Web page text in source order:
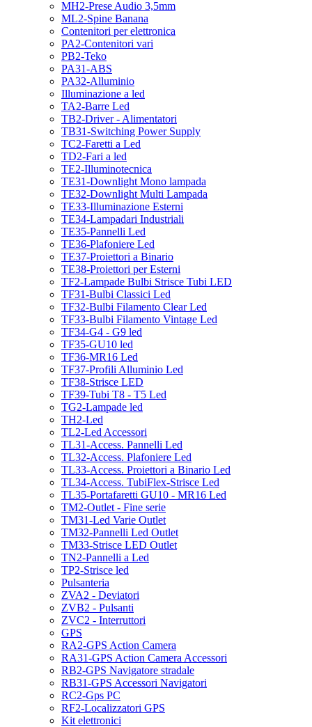
MH2-Prese Audio 3,5mm
ML2-Spine Banana
Contenitori per elettronica
PA2-Contenitori vari
PB2-Teko
PA31-ABS
PA32-Alluminio
Illuminazione a led
TA2-Barre Led
TB2-Driver - Alimentatori
TB31-Switching Power Supply
TC2-Faretti a Led
TD2-Fari a led
TE2-Illuminotecnica
TE31-Downlight Mono lampada
TE32-Downlight Multi Lampada
TE33-Illuminazione Esterni
TE34-Lampadari Industriali
TE35-Pannelli Led
TE36-Plafoniere Led
TE37-Proiettori a Binario
TE38-Proiettori per Esterni
TF2-Lampade Bulbi Strisce Tubi LED
TF31-Bulbi Classici Led
TF32-Bulbi Filamento Clear Led
TF33-Bulbi Filamento Vintage Led
TF34-G4 - G9 led
TF35-GU10 led
TF36-MR16 Led
TF37-Profili Alluminio Led
TF38-Strisce LED
TF39-Tubi T8 - T5 Led
TG2-Lampade led
TH2-Led
TL2-Led Accessori
TL31-Access. Pannelli Led
TL32-Access. Plafoniere Led
TL33-Access. Proiettori a Binario Led
TL34-Access. TubiFlex-Strisce Led
TL35-Portafaretti GU10 - MR16 Led
TM2-Outlet - Fine serie
TM31-Led Varie Outlet
TM32-Pannelli Led Outlet
TM33-Strisce LED Outlet
TN2-Pannelli a Led
TP2-Strisce led
Pulsanteria
ZVA2 - Deviatori
ZVB2 - Pulsanti
ZVC2 - Interruttori
GPS
RA2-GPS Action Camera
RA31-GPS Action Camera Accessori
RB2-GPS Navigatore stradale
RB31-GPS Accessori Navigatori
RC2-Gps PC
RF2-Localizzatori GPS
Kit elettronici